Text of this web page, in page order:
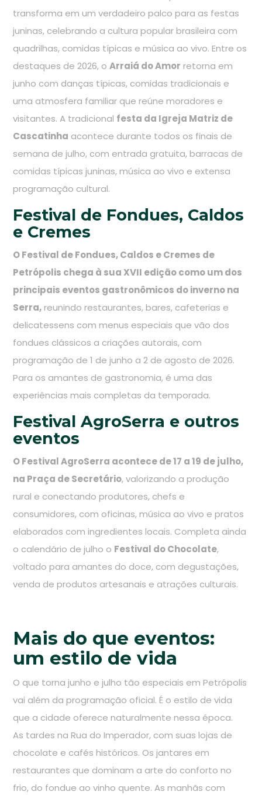
transforma em um verdadeiro palco para as festas
juninas, celebrando a cultura popular brasileira com
quadrilhas, comidas típicas e música ao vivo. Entre os
destaques de 2026, oArraiá do Amor retorna em
junho com danças típicas, comidas tradicionais e
uma atmosfera familiar que reúne moradores e
visitantes. A tradicional festa da Igreja Matriz de
Cascatinha acontece durante todos os finais de
semana de julho, com entrada gratuita, barracas de
comidas típicas juninas, música ao vivo e extensa
programação cultural.
Festival de Fondues, Caldos
e Cremes
O Festival de Fondues, Caldos e Cremes de
Petrópolis chega à sua XVII edição como um dos
principais eventos gastronômicos do inverno na
Serra,reunindo restaurantes, bares, cafeterias e
delicatessens com menus especiais que vão dos
fondues clássicos a criações autorais, com
programação de 1 de junho a 2 de agosto de 2026.
Para os amantes de gastronomia, é uma das
experiências mais completas da temporada.
Festival AgroSerra e outros
eventos
O Festival AgroSerra acontece de 17 a 19 de julho,
na Praça de Secretário, valorizando a produção
rural e conectando produtores, chefs e
consumidores, com oficinas, música ao vivo e pratos
elaborados com ingredientes locais. Completa ainda
o calendário de julho o Festival do Chocolate,
voltado para amantes do doce, com degustações,
venda de produtos artesanais e atrações culturais.
Mais do que eventos:
um estilo de vida
O que torna junho e julho tão especiais em Petrópolis
vai além da programação oficial. É o estilo de vida
que a cidade oferece naturalmente nessa época.
As tardes na Rua do Imperador, com suas lojas de
chocolate e cafés históricos. Os jantares em
restaurantes que dominam a arte do conforto no
frio, do fondue ao vinho quente. As manhãs com